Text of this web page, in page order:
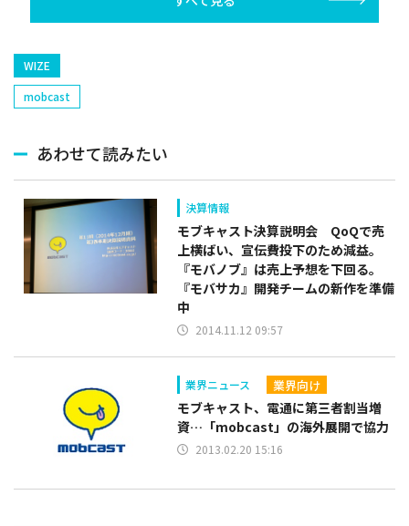
WIZE
mobcast
あわせて読みたい
決算情報
モブキャスト決算説明会 QoQで売
上横ばい、宣伝費投下のため減益。
『モバノブ』は売上予想を下回る。
『モバサカ』開発チームの新作を準備
中
2014.11.12 09:57
業界ニュース 業界向け
モブキャスト、電通に第三者割当増
資…「mobcast」の海外展開で協力
2013.02.20 15:16